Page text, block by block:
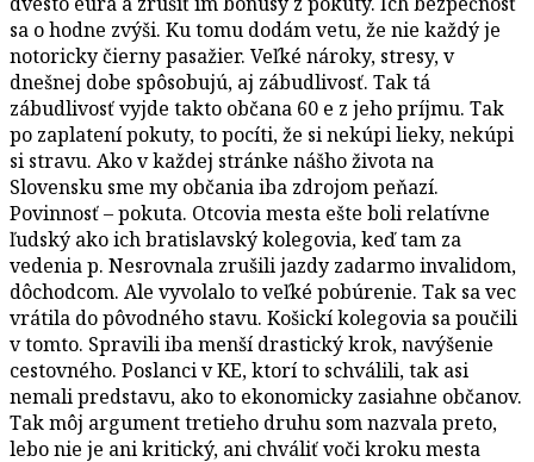
sa o hodne zvýši. Ku tomu dodám vetu, že nie každý je
notoricky čierny pasažier. Veľké nároky, stresy, v
dnešnej dobe spôsobujú, aj zábudlivosť. Tak tá
zábudlivosť vyjde takto občana 60 e z jeho príjmu. Tak
po zaplatení pokuty, to pocíti, že si nekúpi lieky, nekúpi
si stravu. Ako v každej stránke nášho života na
Slovensku sme my občania iba zdrojom peňazí.
Povinnosť – pokuta. Otcovia mesta ešte boli relatívne
ľudský ako ich bratislavský kolegovia, keď tam za
vedenia p. Nesrovnala zrušili jazdy zadarmo invalidom,
dôchodcom. Ale vyvolalo to veľké pobúrenie. Tak sa vec
vrátila do pôvodného stavu. Košickí kolegovia sa poučili
v tomto. Spravili iba menší drastický krok, navýšenie
cestovného. Poslanci v KE, ktorí to schválili, tak asi
nemali predstavu, ako to ekonomicky zasiahne občanov.
Tak môj argument tretieho druhu som nazvala preto,
lebo nie je ani kritický, ani chváliť voči kroku mesta